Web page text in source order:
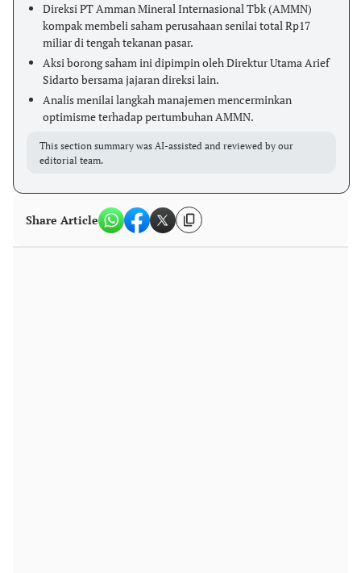
Direksi PT Amman Mineral Internasional Tbk (AMMN)
kompak membeli saham perusahaan senilai total Rp17
miliar di tengah tekanan pasar.
Aksi borong saham ini dipimpin oleh Direktur Utama Arief
Sidarto bersama jajaran direksi lain.
Analis menilai langkah manajemen mencerminkan
optimisme terhadap pertumbuhan AMMN.
This section summary was AI-assisted and reviewed by our
editorial team.
Share Article